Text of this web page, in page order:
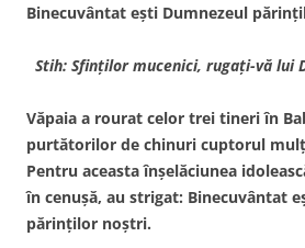
Binecuvântat eşti Dumnezeul
Stih: Sfinţilor mucenici, rugaţi-vă lui
Văpaia a rourat celor trei tineri în
purtătorilor de chinuri cuptorul
Pentru aceasta înşelăciunea
în cenuşă, au strigat: Binecuvântat
părinţilor noştri.